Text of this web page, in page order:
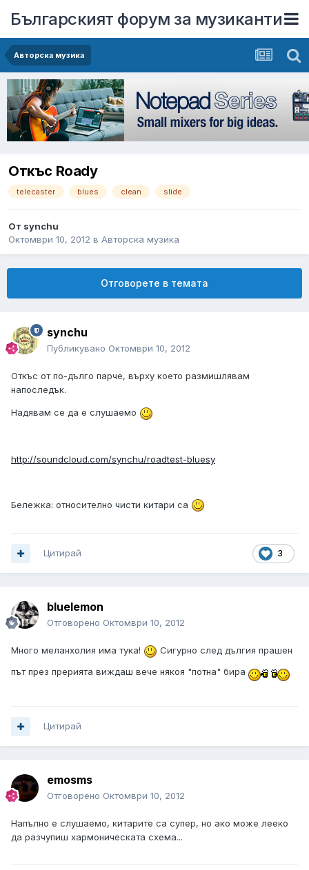
Българският форум за музиканти
Авторска музика
Откъс Roady
telecaster blues clean slide
От synchu
Октомври 10, 2012 в Авторска музика
Отговорете в темата
synchu
Публикувано Октомври 10, 2012
Откъс от по-дълго парче, върху което размишлявам
напоследък.
Надявам се да е слушаемо
http://soundcloud.com/synchu/roadtest-bluesy
Бележка: относително чисти китари са
3
Цитирай
bluelemon
Отговорено Октомври 10, 2012
Много меланхолия има тука!
Сигурно след дългия прашен
път през прерията виждаш вече някоя "потна" бира
Цитирай
emosms
Отговорено Октомври 10, 2012
Напълно е слушаемо, китарите са супер, но ако може лееко
да разчупиш хармоническата схема...